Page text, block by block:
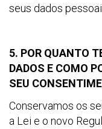
seus dados
5. POR QUANTO
DADOS E COMO
SEU
Conservamos os
a Lei e o novo